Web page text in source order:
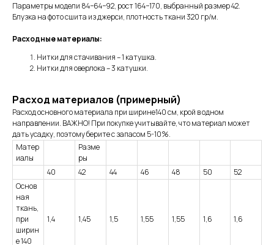
Параметры модели 84−64−92, рост 164−170, выбранный размер 42.
Блузка на фото сшита из джерси, плотность ткани 320 гр/м.
Расходные материалы:
Нитки для стачивания – 1 катушка.
Нитки для оверлока – 3 катушки.
Расход материалов (примерный)
Расход основного материала при ширине140 см, крой в одном
направлении. ВАЖНО! При покупке учитывайте, что материал может
дать усадку, поэтому берите с запасом 5-10%.
Матер
иалы
Разме
ры
40
42 44 46 48 50
52
Основ
ная
ткань,
при
ширин
е 140
1,4 1,45 1,5 1,55 1,55 1,6 1,6